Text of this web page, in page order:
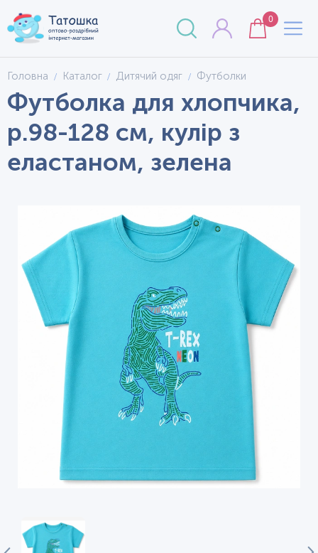
0
Головна Каталог Дитячий одяг Футболки
Футболка для хлопчика,
р.98-128 см, кулір з
еластаном, зелена